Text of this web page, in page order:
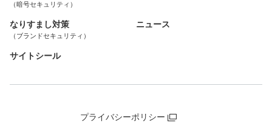
（暗号セキュリティ）
なりすまし対策
（ブランドセキュリティ）
ニュース
サイトシール
プライバシーポリシー